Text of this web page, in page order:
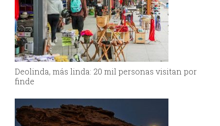
Deolinda, más linda: 20 mil personas visitan por
finde